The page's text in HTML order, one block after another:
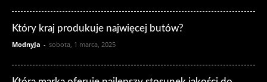
Który kraj produkuje najwięcej butów?
ModnyJa - sobota, 1 marca, 2025